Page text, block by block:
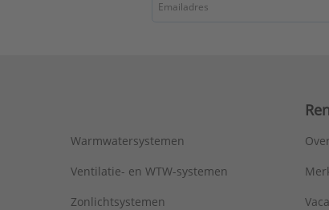
Warmwatersystemen
Ventilatie- en WTW-systemen
Zonlichtsystemen